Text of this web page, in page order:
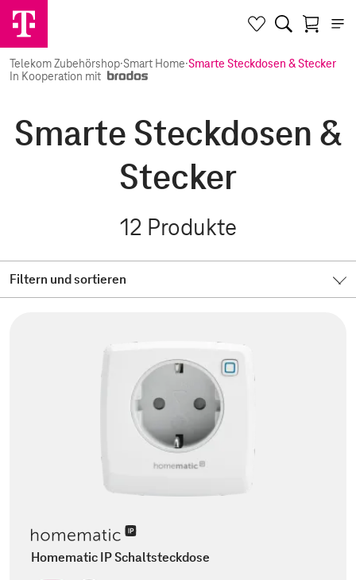
Telekom Zubehörshop·Smart Home·Smarte Steckdosen & Stecker
In Kooperation mit
Smarte Steckdosen &
Stecker
12 Produkte
Filtern und sortieren
Homematic IP Schaltsteckdose